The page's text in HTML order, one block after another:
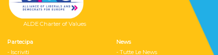
ALDE Charter of Values
Partecipa
- Iscriviti
News
- Tutte Le News